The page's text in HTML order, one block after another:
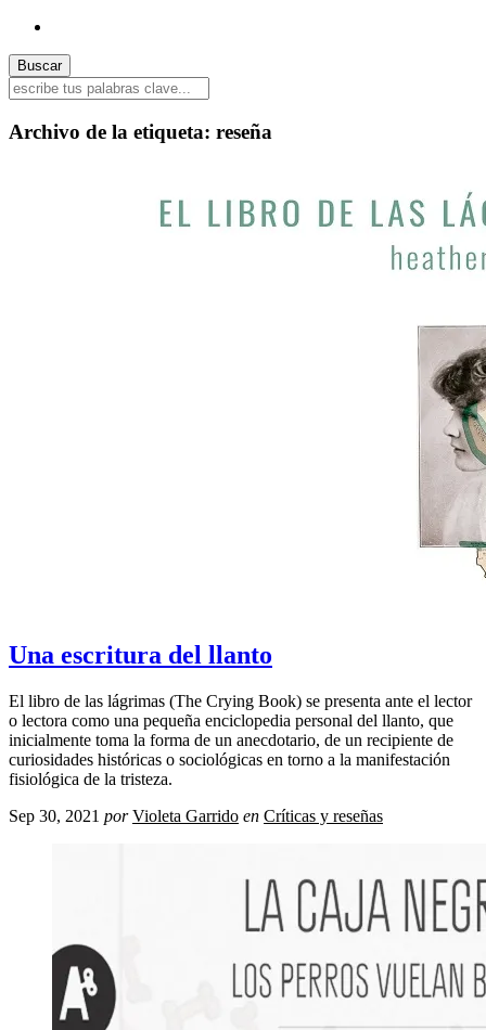
Archivo de la etiqueta: reseña
Una escritura del llanto
El libro de las lágrimas (The Crying Book) se presenta ante el lector
o lectora como una pequeña enciclopedia personal del llanto, que
inicialmente toma la forma de un anecdotario, de un recipiente de
curiosidades históricas o sociológicas en torno a la manifestación
fisiológica de la tristeza.
Sep 30, 2021 por Violeta Garrido en Críticas y reseñas